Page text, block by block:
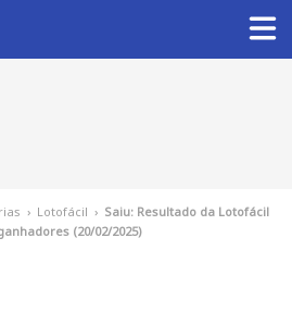
› Lotofácil › Saiu: Resultado da Lotofácil
(20/02/2025)